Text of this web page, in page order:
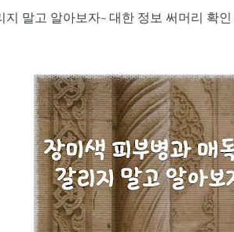
말고 알아보자~ 대한 정보 써머리 확